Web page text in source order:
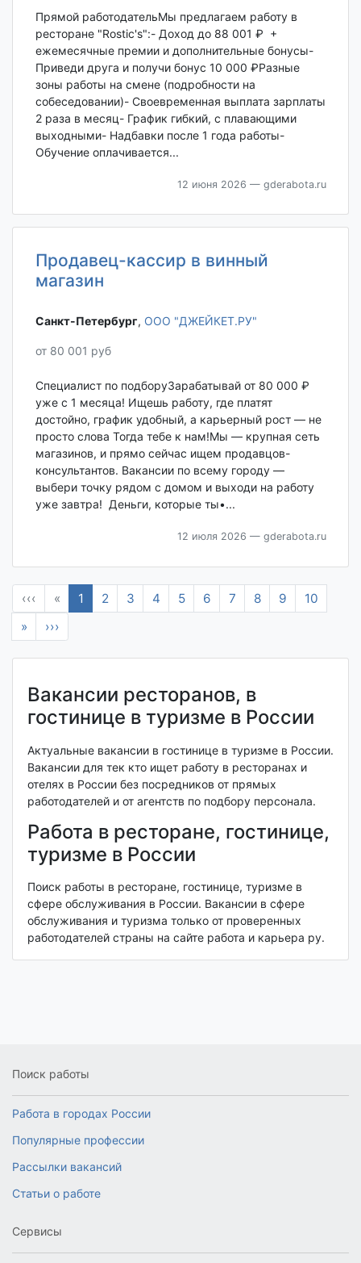
Прямой работодательМы предлагаем работу в
ресторане "Rostic's":- Доход до 88 001 ₽ +
ежемесячные премии и дополнительные бонусы-
Приведи друга и получи бонус 10 000 ₽Разные
зоны работы на смене (подробности на
собеседовании)- Своевременная выплата зарплаты
2 раза в месяц- График гибкий, с плавающими
выходными- Надбавки после 1 года работы-
Обучение оплачивается...
12 июня 2026 — gderabota.ru
Продавец-кассир в винный
магазин
Санкт-Петербург‎, ООО "ДЖЕЙКЕТ.РУ"
от 80 001 руб
Специалист по подборуЗарабатывай от 80 000 ₽
уже с 1 месяца! Ищешь работу, где платят
достойно, график удобный, а карьерный рост — не
просто слова Тогда тебе к нам!Мы — крупная сеть
магазинов, и прямо сейчас ищем продавцов-
консультантов. Вакансии по всему городу —
выбери точку рядом с домом и выходи на работу
уже завтра! Деньги, которые ты•...
12 июля 2026 — gderabota.ru
‹‹‹ « 1 2 3 4 5 6 7 8 9
10
»
›››
Вакансии ресторанов, в
гостинице в туризме в России
Актуальные вакансии в гостинице в туризме в России.
Вакансии для тек кто ищет работу в ресторанах и
отелях в России без посредников от прямых
работодателей и от агентств по подбору персонала.
Работа в ресторане, гостинице,
туризме в России
Поиск работы в ресторане, гостинице, туризме в
сфере обслуживания в России. Вакансии в сфере
обслуживания и туризма только от проверенных
работодателей страны на сайте работа и карьера ру.
Поиск работы
Работа в городах России
Популярные профессии
Рассылки вакансий
Статьи о работе
Сервисы